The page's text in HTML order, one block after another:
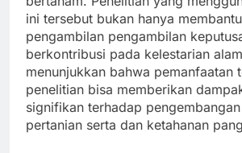
ini tersebut bukan hanya
pengambilan pengambilan
berkontribusi pada kelestarian
menunjukkan bahwa pemanfaatan
penelitian bisa memberikan
signifikan terhadap
pertanian serta dan ketahanan